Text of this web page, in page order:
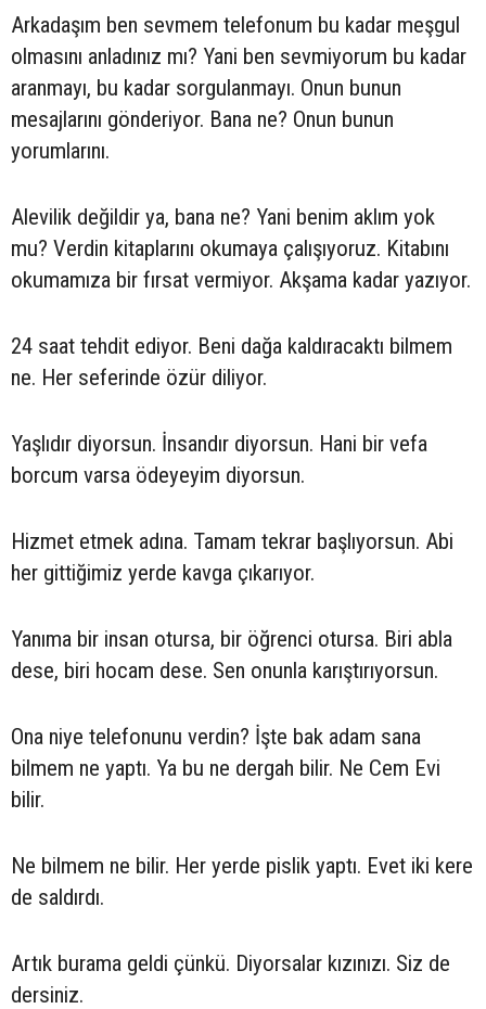
Arkadaşım ben sevmem telefonum bu kadar meşgul
olmasını anladınız mı? Yani ben sevmiyorum bu kadar
aranmayı, bu kadar sorgulanmayı. Onun bunun
mesajlarını gönderiyor. Bana ne? Onun bunun
yorumlarını.
Alevilik değildir ya, bana ne? Yani benim aklım yok
mu? Verdin kitaplarını okumaya çalışıyoruz. Kitabını
okumamıza bir fırsat vermiyor. Akşama kadar yazıyor.
24 saat tehdit ediyor. Beni dağa kaldıracaktı bilmem
ne. Her seferinde özür diliyor.
Yaşlıdır diyorsun. İnsandır diyorsun. Hani bir vefa
borcum varsa ödeyeyim diyorsun.
Hizmet etmek adına. Tamam tekrar başlıyorsun. Abi
her gittiğimiz yerde kavga çıkarıyor.
Yanıma bir insan otursa, bir öğrenci otursa. Biri abla
dese, biri hocam dese. Sen onunla karıştırıyorsun.
Ona niye telefonunu verdin? İşte bak adam sana
bilmem ne yaptı. Ya bu ne dergah bilir. Ne Cem Evi
bilir.
Ne bilmem ne bilir. Her yerde pislik yaptı. Evet iki kere
de saldırdı.
Artık burama geldi çünkü. Diyorsalar kızınızı. Siz de
dersiniz.